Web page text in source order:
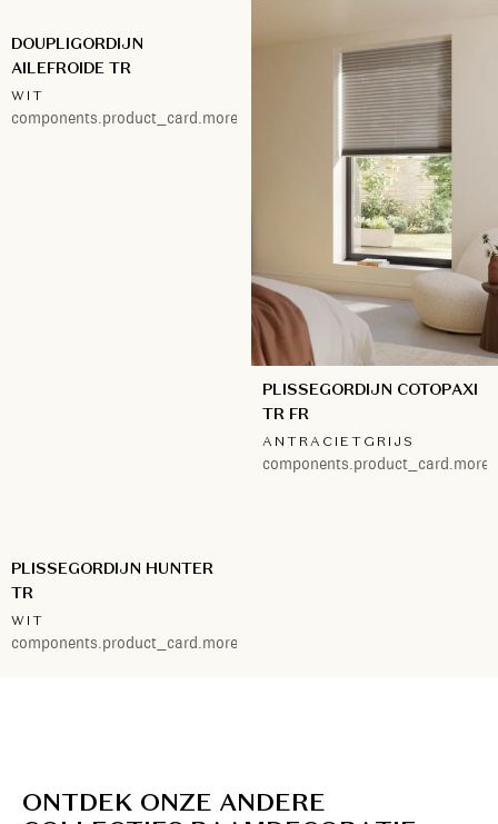
DOUPLIGORDIJN
AILEFROIDE TR
WIT
components.product_card.more.2
PLISSEGORDIJN COTOPAXI
TR FR
ANTRACIETGRIJS
PLISSEGORDIJN HUNTER
TR
WIT
components.product_card.more.4
ONTDEK ONZE ANDERE